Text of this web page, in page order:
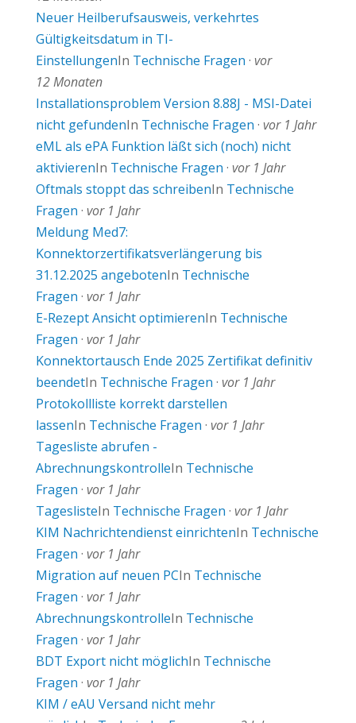
Neuer Heilberufsausweis, verkehrtes
Gültigkeitsdatum in TI-
EinstellungenIn Technische Fragen · vor
12 Monaten
Installationsproblem Version 8.88J - MSI-Datei
nicht gefundenIn Technische Fragen · vor 1 Jahr
eML als ePA Funktion läßt sich (noch) nicht
aktivierenIn Technische Fragen · vor 1 Jahr
Oftmals stoppt das schreibenIn Technische
Fragen · vor 1 Jahr
Meldung Med7:
Konnektorzertifikatsverlängerung bis
31.12.2025 angebotenIn Technische
Fragen · vor 1 Jahr
E-Rezept Ansicht optimierenIn Technische
Fragen · vor 1 Jahr
Konnektortausch Ende 2025 Zertifikat definitiv
beendetIn Technische Fragen · vor 1 Jahr
Protokollliste korrekt darstellen
lassenIn Technische Fragen · vor 1 Jahr
Tagesliste abrufen -
AbrechnungskontrolleIn Technische
Fragen · vor 1 Jahr
TageslisteIn Technische Fragen · vor 1 Jahr
KIM Nachrichtendienst einrichtenIn Technische
Fragen · vor 1 Jahr
Migration auf neuen PCIn Technische
Fragen · vor 1 Jahr
AbrechnungskontrolleIn Technische
Fragen · vor 1 Jahr
BDT Export nicht möglichIn Technische
Fragen · vor 1 Jahr
KIM / eAU Versand nicht mehr